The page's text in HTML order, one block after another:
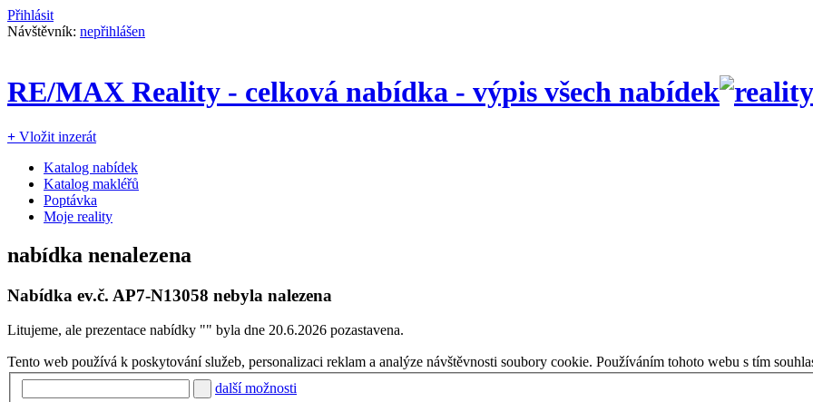
Přihlásit
Návštěvník: nepřihlášen
RE/MAX Reality - celková nabídka - výpis všech nabídek
+ Vložit inzerát
Katalog nabídek
Katalog makléřů
Poptávka
Moje reality
nabídka nenalezena
Nabídka ev.č. AP7-N13058 nebyla nalezena
Litujeme, ale prezentace nabídky "" byla dne 20.6.2026 pozastavena.
Tento web používá k poskytování služeb, personalizaci reklam a analýze návštěvnosti soubory cookie. Používáním tohoto webu s tím
další možnosti